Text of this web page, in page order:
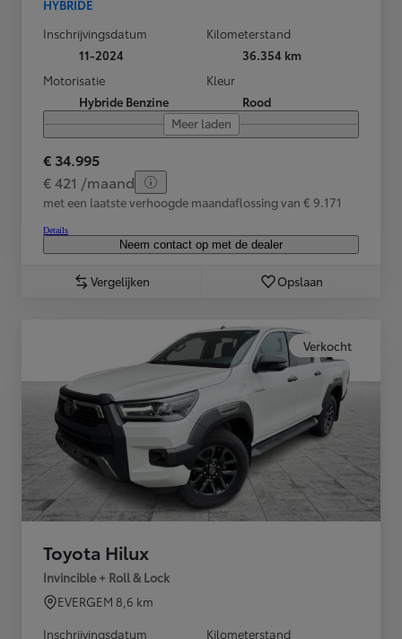
HYBRIDE
Inschrijvingsdatum
11-2024
Kilometerstand
36.354 km
Motorisatie
Hybride Benzine
Kleur
Rood
Meer laden
€ 34.995
€ 421 /maand
met een laatste verhoogde maandaflossing van € 9.171
Details
Neem contact op met de dealer
Vergelijken Opslaan
Verkocht
Toyota Hilux
Invincible + Roll & Lock
EVERGEM 8,6 km
Inschrijvingsdatum
Kilometerstand